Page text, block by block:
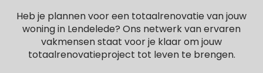
Heb je plannen voor een totaalrenovatie van jouw
woning in Lendelede? Ons netwerk van ervaren
vakmensen staat voor je klaar om jouw
totaalrenovatieproject tot leven te brengen.